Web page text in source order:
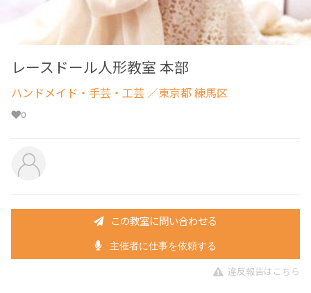
レースドール人形教室 本部
ハンドメイド・手芸・工芸 ／東京都 練馬区
0
この教室に問い合わせる
主催者に仕事を依頼する
違反報告はこちら